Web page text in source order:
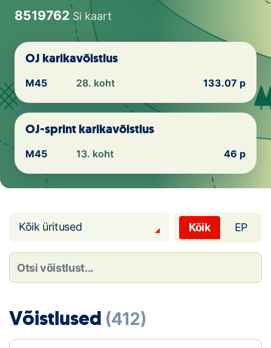
Telli litsents!
Loha
EOL
Kalender
Koondised
Tule klubisse!
Tulemused
Dokumendid
8519762 Si kaart
OJ karikavõistlus
M45 28. koht 133.07 p
OJ-sprint karikavõistlus
M45 13. koht 46 p
Kõik üritused Kõik EP
Võistlused (412)